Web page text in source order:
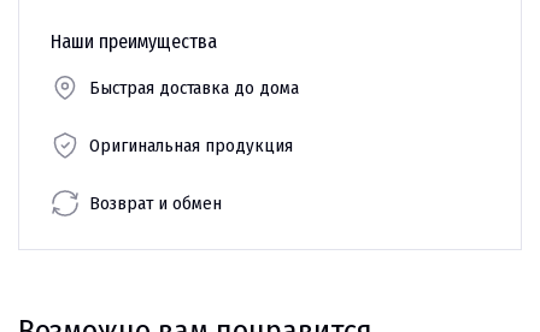
Наши преимущества
Быстрая доставка до дома
Оригинальная продукция
Возврат и обмен